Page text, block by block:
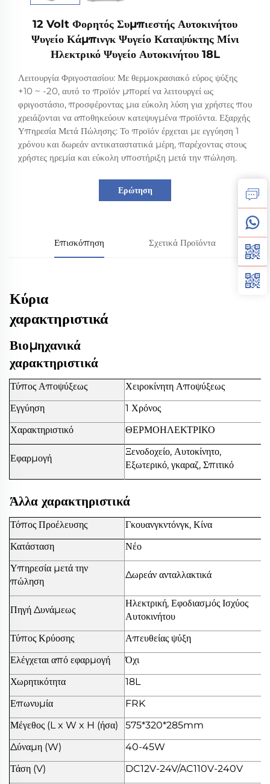
12 Volt Φορητός Συμπιεστής Αυτοκινήτου
Ψυγείο Κάμπινγκ Ψυγείο Καταψύκτης Μίνι
Ηλεκτρικό Ψυγείο Αυτοκινήτου 18L
Λειτουργία Φριγοστασίου: Με θερμοκρασιακό εύρος ψύξης
+10 ~ -20, αυτό το προϊόν μπορεί να λειτουργεί ως
φριγοστάσιο, προσφέροντας μια εύκολη λύση για χρήστες που
χρειάζονται να αποθηκεύουν κατεψυγμένα προϊόντα. Εξαρχής
Υπηρεσία Μετά Πώλησης: Το προϊόν έρχεται με εγγύηση 1
χρόνου και δωρεάν αντικαταστατικά μέρη, παρέχοντας στους
χρήστες ηρεμία και εύκολη υποστήριξη μετά την πώληση.
Ερώτηση
Επισκόπηση Σχετικά Προϊόντα
Κύρια
χαρακτηριστικά
Βιομηχανικά
χαρακτηριστικά
Τύπος Αποψύξεως
Χειροκίνητη Αποψύξεως
Εγγύηση
1 Χρόνος
Χαρακτηριστικό
ΘΕΡΜΟΗΛΕΚΤΡΙΚΟ
Εφαρμογή
Ξενοδοχείο, Αυτοκίνητο,
Εξωτερικό, γκαραζ, Σπιτικό
Άλλα χαρακτηριστικά
Τόπος Προέλευσης
Γκουανγκντόνγκ, Κίνα
Κατάσταση
Νέο
Υπηρεσία μετά την
πώληση
Δωρεάν ανταλλακτικά
Πηγή Δυνάμεως
Ηλεκτρική, Εφοδιασμός Ισχύος
Αυτοκινήτου
Τύπος Κρύοσης
Απευθείας ψύξη
Ελέγχεται από εφαρμογή
Όχι
Χωρητικότητα
18L
Επωνυμία
FRK
Μέγεθος (L x W x H (ήσα)
575*320*285mm
Δύναμη (W)
40-45W
Τάση (V)
DC12V-24V/AC110V-240V